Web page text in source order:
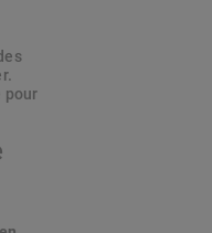
pour